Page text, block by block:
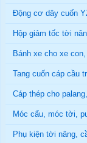
Động cơ dây cuốn
Hộp giảm tốc tời
Bánh xe cho xe
Tang cuốn cáp cầu
Cáp thép cho
Móc cẩu, móc tời,
Phụ kiện tời nâng,